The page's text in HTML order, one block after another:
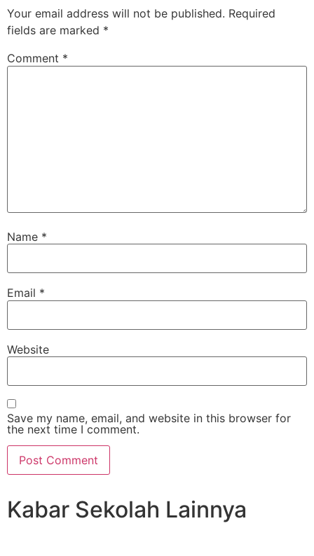
Your email address will not be published. Required
fields are marked *
Comment *
Name *
Email *
Website
Save my name, email, and website in this browser for
the next time I comment.
Kabar Sekolah Lainnya